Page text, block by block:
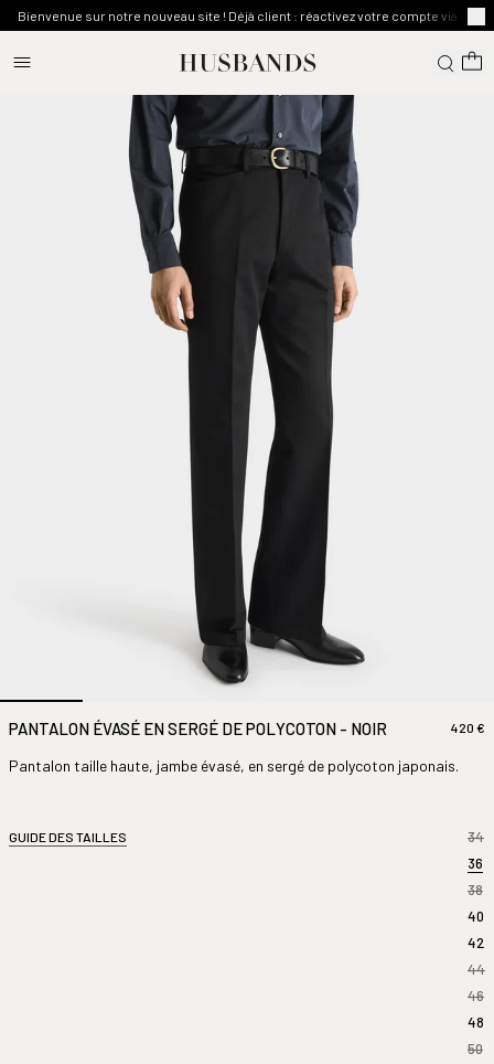
Bienvenue sur notre nouveau site ! Déjà client : réactivez votre compte via
PANTALON ÉVASÉ EN SERGÉ DE POLYCOTON - NOIR 420 €
Pantalon taille haute, jambe évasé, en sergé de polycoton japonais.
GUIDE DES TAILLES
34
36
38
40
42
44
46
48
50